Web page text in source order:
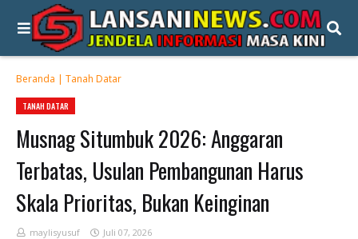
Beranda | Tanah Datar
TANAH DATAR
Musnag Situmbuk 2026: Anggaran
Terbatas, Usulan Pembangunan Harus
Skala Prioritas, Bukan Keinginan
maylisyusuf Juli 07, 2026